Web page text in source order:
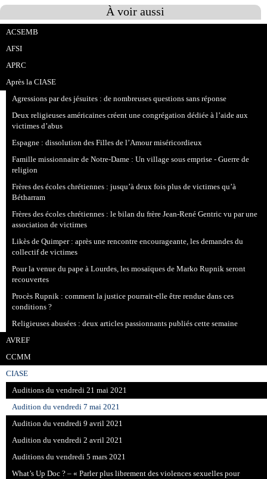
À voir aussi
ACSEMB
AFSI
APRC
Après la CIASE
Agressions par des jésuites : de nombreuses questions sans réponse
Deux religieuses américaines créent une congrégation dédiée à l’aide aux
victimes d’abus
Espagne : dissolution des Filles de l’Amour miséricordieux
Famille missionnaire de Notre-Dame : Un village sous emprise - Guerre de
religion
Frères des écoles chrétiennes : jusqu’à deux fois plus de victimes qu’à
Bétharram
Frères des écoles chrétiennes : le bilan du frère Jean-René Gentric vu par une
association de victimes
Likès de Quimper : après une rencontre encourageante, les demandes du
collectif de victimes
Pour la venue du pape à Lourdes, les mosaïques de Marko Rupnik seront
recouvertes
Procès Rupnik : comment la justice pourrait-elle être rendue dans ces
conditions ?
Religieuses abusées : deux articles passionnants publiés cette semaine
AVREF
CCMM
CIASE
Auditions du vendredi 21 mai 2021
Audition du vendredi 7 mai 2021
Audition du vendredi 9 avril 2021
Audition du vendredi 2 avril 2021
Auditions du vendredi 5 mars 2021
What’s Up Doc ? – « Parler plus librement des violences sexuelles pour